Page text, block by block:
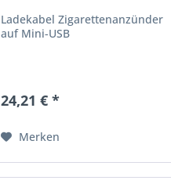
Ladekabel Zigarettenanzünder
auf Mini-USB
24,21 € *
Merken